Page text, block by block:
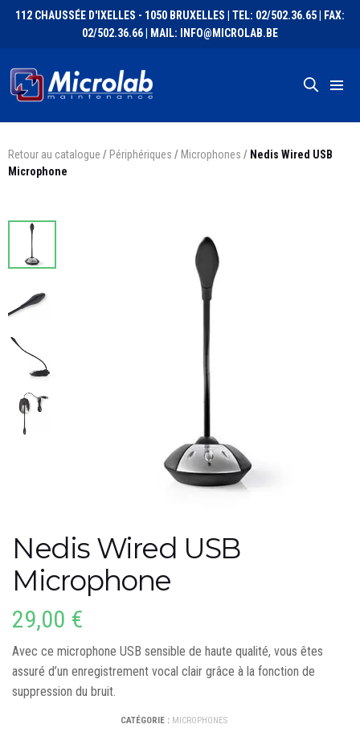
112 CHAUSSÉE D'IXELLES - 1050 BRUXELLES | TEL: 02/502.36.65 | FAX:
02/502.36.66 | MAIL: INFO@MICROLAB.BE
Retour au catalogue / Périphériques / Microphones / Nedis Wired USB
Microphone
Nedis Wired USB
Microphone
29,00 €
Avec ce microphone USB sensible de haute qualité, vous êtes
assuré d’un enregistrement vocal clair grâce à la fonction de
suppression du bruit.
CATÉGORIE : MICROPHONES